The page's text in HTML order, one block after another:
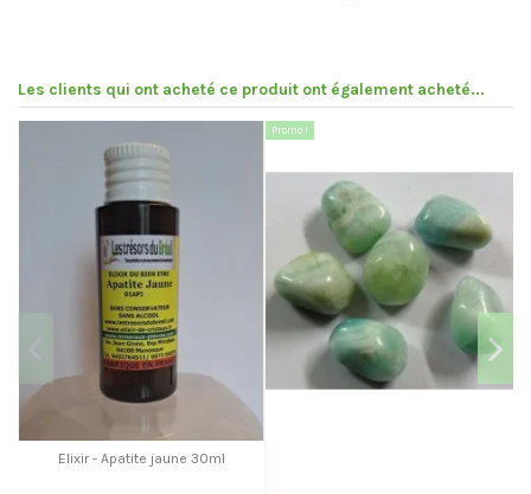
Les clients qui ont acheté ce produit ont également acheté...
Elixir - Apatite jaune 30ml
Promo !